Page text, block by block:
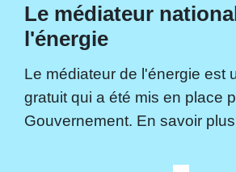
Le médiateur
l'énergie
Le médiateur de l'énergie est
gratuit qui a été mis en place
Gouvernement. En savoir